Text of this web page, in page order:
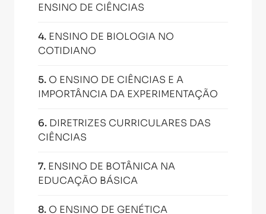
ENSINO DE CIÊNCIAS
4. ENSINO DE BIOLOGIA NO
COTIDIANO
5. O ENSINO DE CIÊNCIAS E A
IMPORTÂNCIA DA EXPERIMENTAÇÃO
6. DIRETRIZES CURRICULARES DAS
CIÊNCIAS
7. ENSINO DE BOTÂNICA NA
EDUCAÇÃO BÁSICA
8. O ENSINO DE GENÉTICA